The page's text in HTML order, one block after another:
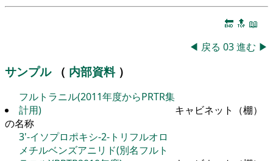
🔚 🔝 📖
◀ 戻る 03進む ▶
サンプル （ 内部資料 ）
フルトラニル(2011年度からPRTR集
計用)
キャビネット（棚）
の名称
3'-イソプロポキシ-2-トリフルオロ
メチルベンズアニリド(別名フルト